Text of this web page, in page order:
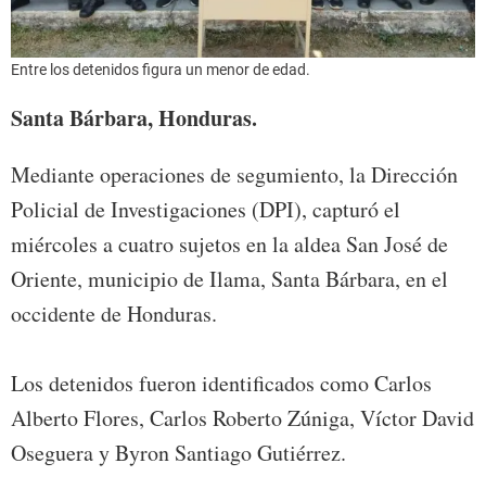
Entre los detenidos figura un menor de edad.
Santa Bárbara, Honduras.
Mediante operaciones de segumiento, la Dirección
Policial de Investigaciones (DPI), capturó el
miércoles a cuatro sujetos en la aldea San José de
Oriente, municipio de Ilama, Santa Bárbara, en el
occidente de Honduras.
Los detenidos fueron identificados como Carlos
Alberto Flores, Carlos Roberto Zúniga, Víctor David
Oseguera y Byron Santiago Gutiérrez.